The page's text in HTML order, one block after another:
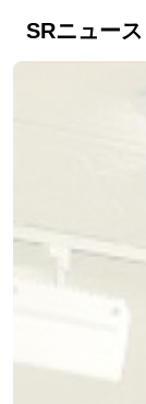
SRニュース